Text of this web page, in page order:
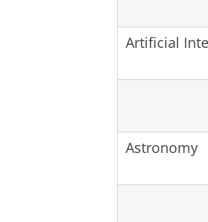
Artificial
Astronomy